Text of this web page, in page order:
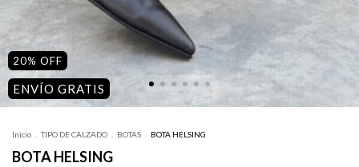
20% OFF
ENVÍO GRATIS
Inicio TIPO DE CALZADO BOTAS BOTA HELSING
BOTA HELSING